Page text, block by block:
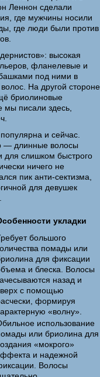
Леннон сделали
где мужчины носили
где люди были против
высокая
фланелевые и
под ними в
На другой стороне
бриолиновые
писали здесь,
и сейчас.
— длинные волосы
для слишком быстрого
ничего не
пик анти-сектизма,
для девушек
укладки
большого
помады или
для фиксации
и блеска. Волосы
назад и
с помощью
формируя
«волну».
использование
или бриолина для
«мокрого»
и надежной
Волосы